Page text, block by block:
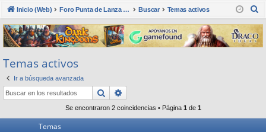
ac
es
rá
pi
do
s
os nti
fic
ar
ist
ra
rs
Inicio (Web) Foro Punta de Lanza Wargames Buscar Temas activos
s
c
Temas activos
Ir a búsqueda avanzada
Buscar
Se encontraron 2 coincidencias • Página 1 de 1
Temas